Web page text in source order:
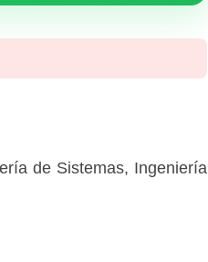
de Sistemas, Ingeniería